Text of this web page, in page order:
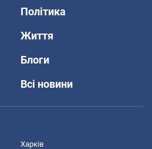
Політика
Життя
Блоги
Всі новини
Харків